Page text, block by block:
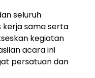
seluruh
kerja sama serta
kegiatan
acara ini
persatuan dan